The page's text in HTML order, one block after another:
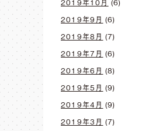
2019年10月 (6)
2019年9月 (6)
2019年8月 (7)
2019年7月 (6)
2019年6月 (8)
2019年5月 (9)
2019年4月 (9)
2019年3月 (7)